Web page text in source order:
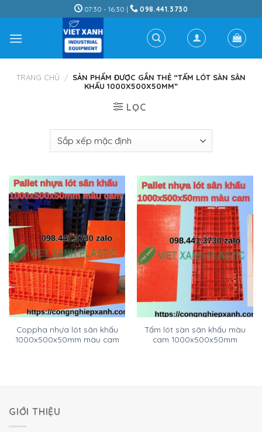
to
content
07:30 - 16:30 | 098.441.3730
TRANG CHỦ / SẢN PHẨM ĐƯỢC GẮN THẺ “TẤM LÓT SÀN SÂN
KHẤU 1000X500X50MM”
LỌC
Coppha nhựa lót sân khấu
1000x500x50mm màu cam
Tấm lót sàn sân khấu màu
cam 1000x500x50mm
GIỚI THIỆU